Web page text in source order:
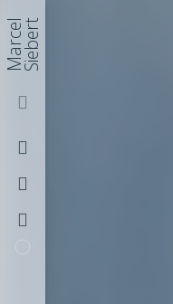
MarcelSiebert